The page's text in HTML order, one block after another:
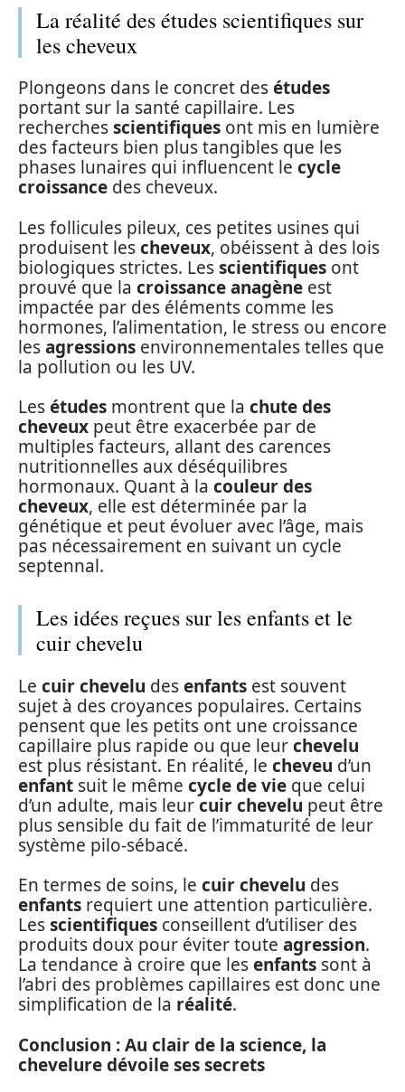
La réalité des études scientifiques sur
les cheveux
Plongeons dans le concret desétudes
portant sur la santé capillaire. Les
recherchesscientifiques ont mis en lumière
des facteurs bien plus tangibles que les
phases lunaires qui influencent le cycle
croissance des cheveux.
Les follicules pileux, ces petites usines qui
produisent lescheveux, obéissent à des lois
biologiques strictes. Lesscientifiques ont
prouvé que la croissance anagène est
impactée par des éléments comme les
hormones, l’alimentation, le stress ou encore
lesagressions environnementales telles que
la pollution ou les UV.
Lesétudes montrent que la chute des
cheveux peut être exacerbée par de
multiples facteurs, allant des carences
nutritionnelles aux déséquilibres
hormonaux. Quant à la couleur des
cheveux, elle est déterminée par la
génétique et peut évoluer avec l’âge, mais
pas nécessairement en suivant un cycle
septennal.
Les idées reçues sur les enfants et le
cuir chevelu
Le cuir chevelu desenfants est souvent
sujet à des croyances populaires. Certains
pensent que les petits ont une croissance
capillaire plus rapide ou que leurchevelu
est plus résistant. En réalité, le cheveu d’un
enfant suit le même cycle de vie que celui
d’un adulte, mais leurcuir chevelu peut être
plus sensible du fait de l’immaturité de leur
système pilo-sébacé.
En termes de soins, le cuir chevelu des
enfants requiert une attention particulière.
Lesscientifiques conseillent d’utiliser des
produits doux pour éviter toute agression.
La tendance à croire que lesenfants sont à
l’abri des problèmes capillaires est donc une
simplification de la réalité.
Conclusion : Au clair de la science, la
chevelure dévoile ses secrets